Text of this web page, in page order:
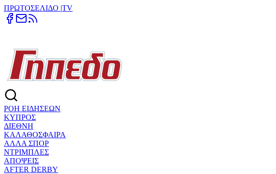
ΠΡΩΤΟΣΕΛΙΔΟ |TV
ΡΟΗ ΕΙΔΗΣΕΩΝ
ΚΥΠΡΟΣ
ΔΙΕΘΝΗ
ΚΑΛΑΘΟΣΦΑΙΡΑ
ΑΛΛΑ ΣΠΟΡ
ΝΤΡΙΜΠΛΕΣ
ΑΠΟΨΕΙΣ
AFTER DERBY